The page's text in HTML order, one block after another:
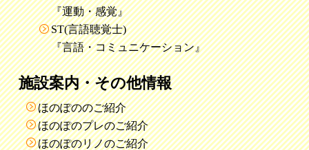
『運動・感覚』
ST(言語聴覚士)
『言語・コミュニケーション』
施設案内・その他情報
ほのぽののご紹介
ほのぽのプレのご紹介
ほのぽのリノのご紹介